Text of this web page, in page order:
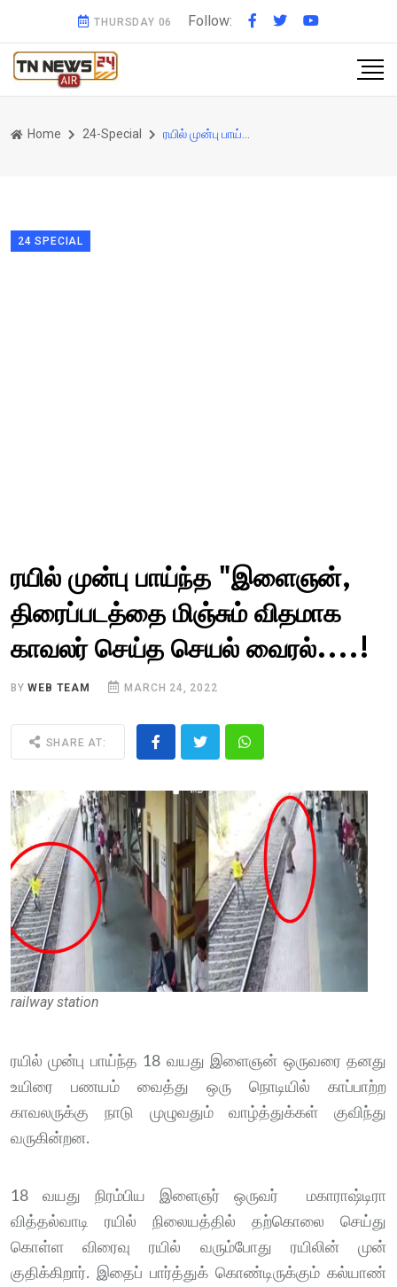
THURSDAY 06 Follow:
Home 24-Special
24 SPECIAL
ரயில் முன்பு பாய்ந்த "இளைஞன்,
திரைப்படத்தை மிஞ்சும் விதமாக
காவலர் செய்த செயல் வைரல்....!
BYWEB TEAM MARCH 24, 2022
SHARE AT:
railway station
ரயில் முன்பு பாய்ந்த 18 வயது இளைஞன் ஒருவரை தனது
உயிரை பணயம் வைத்து ஒரு நொடியில் காப்பாற்ற
காவலருக்கு நாடு முழுவதும் வாழ்த்துக்கள் குவிந்து
வருகின்றன.
18 வயது நிரம்பிய இளைஞர் ஒருவர் மகாராஷ்டிரா
வித்தல்வாடி ரயில் நிலையத்தில் தற்கொலை செய்து
கொள்ள விரைவு ரயில் வரும்போது ரயிலின் முன்
குதிக்கிறார். இதைப் பார்த்துக் கொண்டிருக்கும் கல்யாண்